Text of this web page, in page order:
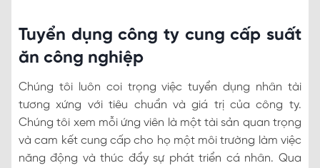
Tuyển dụng công ty cung cấp suất
ăn công nghiệp
Chúng tôi luôn coi trọng việc tuyển dụng nhân tài
tương xứng với tiêu chuẩn và giá trị của công ty.
Chúng tôi xem mỗi ứng viên là một tài sản quan trọng
và cam kết cung cấp cho họ một môi trường làm việc
năng động và thúc đẩy sự phát triển cá nhân. Qua